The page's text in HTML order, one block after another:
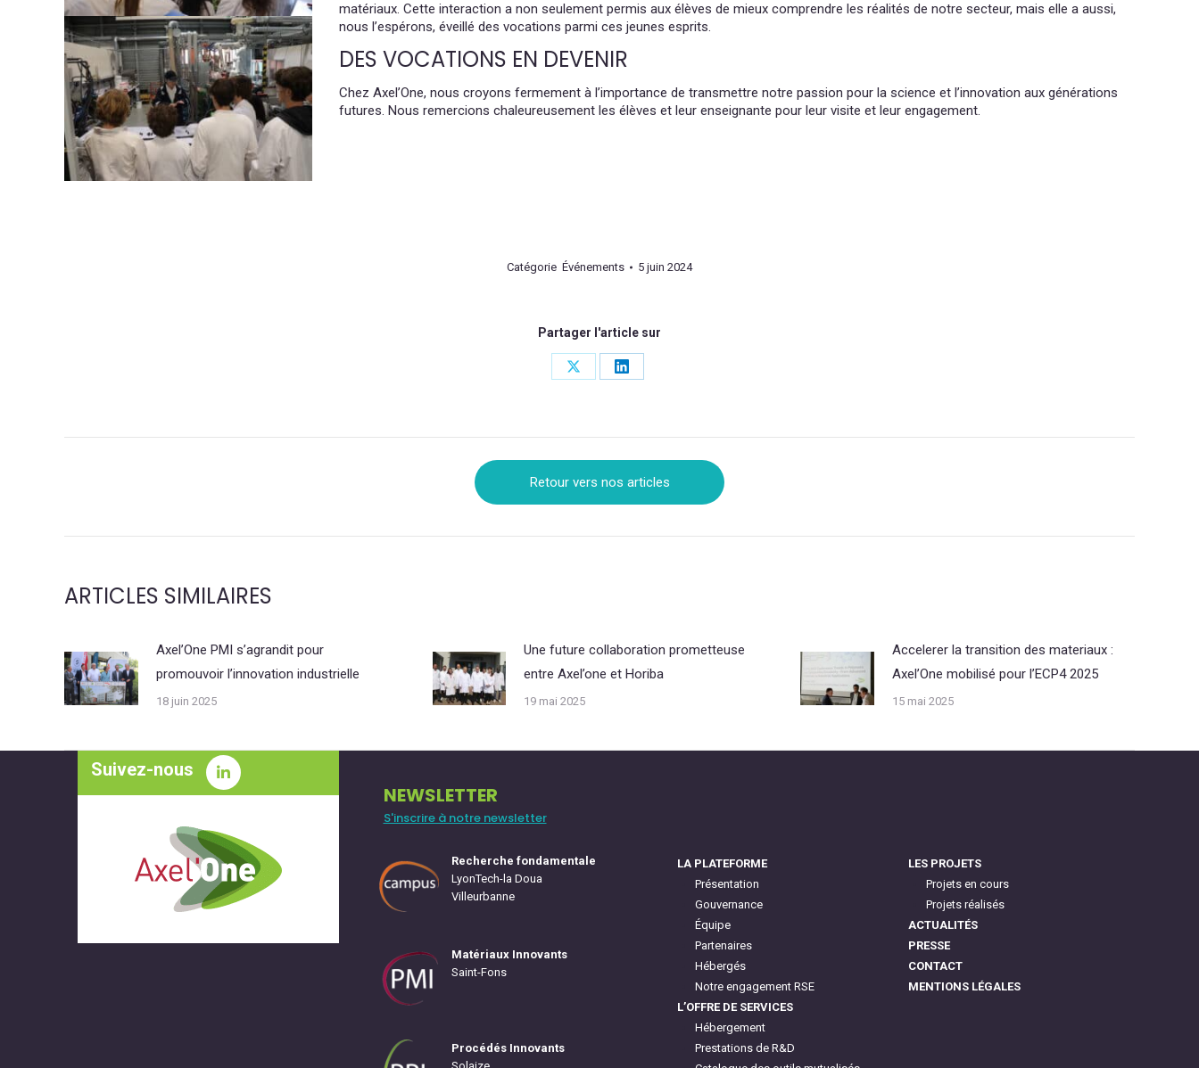
matériaux. Cette interaction a non seulement permis aux élèves de mieux comprendre les réalités de notre secteur, mais elle a aussi,
nous l’espérons, éveillé des vocations parmi ces jeunes esprits.
DES VOCATIONS EN DEVENIR
Chez Axel’One, nous croyons fermement à l’importance de transmettre notre passion pour la science et l’innovation aux générations
futures. Nous remercions chaleureusement les élèves et leur enseignante pour leur visite et leur engagement.
Catégorie Événements 5 juin 2024
Partager l'article sur
Share
Share
COMMENTAIRE
Retour vers nos articles
ARTICLES SIMILAIRES
Axel’One PMI s’agrandit pour
promouvoir l’innovation industrielle
18 juin 2025
Une future collaboration prometteuse
entre Axel’one et Horiba
19 mai 2025
Accelerer la transition des materiaux :
Axel’One mobilisé pour l’ECP4 2025
15 mai 2025
Suivez-nous
NEWSLETTER
S'inscrire à notre newsletter
Recherche fondamentale
LyonTech-la Doua
Villeurbanne
Matériaux Innovants
Saint-Fons
Procédés Innovants
LA PLATEFORME
Présentation
Gouvernance
Équipe
Partenaires
Hébergés
Notre engagement RSE
L’OFFRE DE SERVICES
Hébergement
Prestations de R&D
LES PROJETS
Projets en cours
Projets réalisés
ACTUALITÉS
PRESSE
CONTACT
MENTIONS LÉGALES